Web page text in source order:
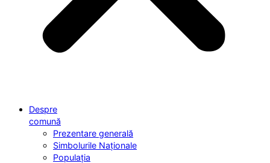
Despre
comună
Prezentare generală
Simbolurile Naționale
Populația